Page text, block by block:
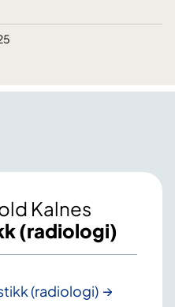
Kalnes
(radiologi)
(radiologi)